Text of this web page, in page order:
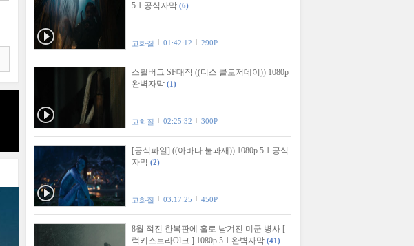
5.1 공식자막 (6)
고화질 01:42:12 290P
스필버그 SF대작 ((디스 클로저데이)) 1080p
완벽자막 (1)
고화질 02:25:32 300P
[공식파일] ((아바타 불과재)) 1080p 5.1 공식
자막 (2)
고화질 03:17:25 450P
8월 적진 한복판에 홀로 남겨진 미군 병사 [
럭키스트라Ol크 ] 1080p 5.1 완벽자막 (41)